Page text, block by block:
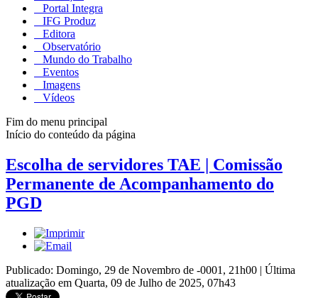
Portal Integra
IFG Produz
Editora
Observatório
Mundo do Trabalho
Eventos
Imagens
Vídeos
Fim do menu principal
Início do conteúdo da página
Escolha de servidores TAE | Comissão
Permanente de Acompanhamento do
PGD
Publicado: Domingo, 29 de Novembro de -0001, 21h00 | Última
atualização em Quarta, 09 de Julho de 2025, 07h43